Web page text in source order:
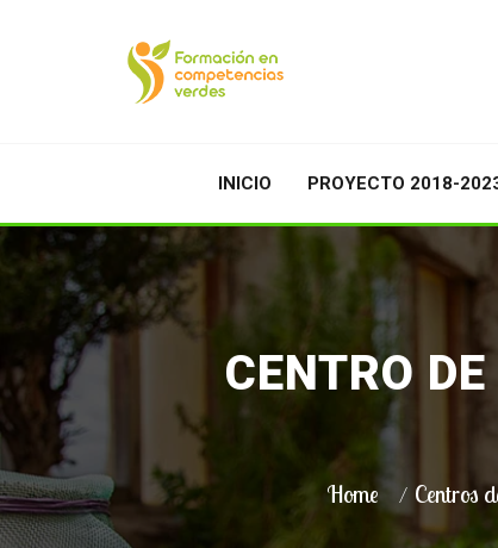
INICIO PROYECTO 2018-
CENTRO
Home Centros